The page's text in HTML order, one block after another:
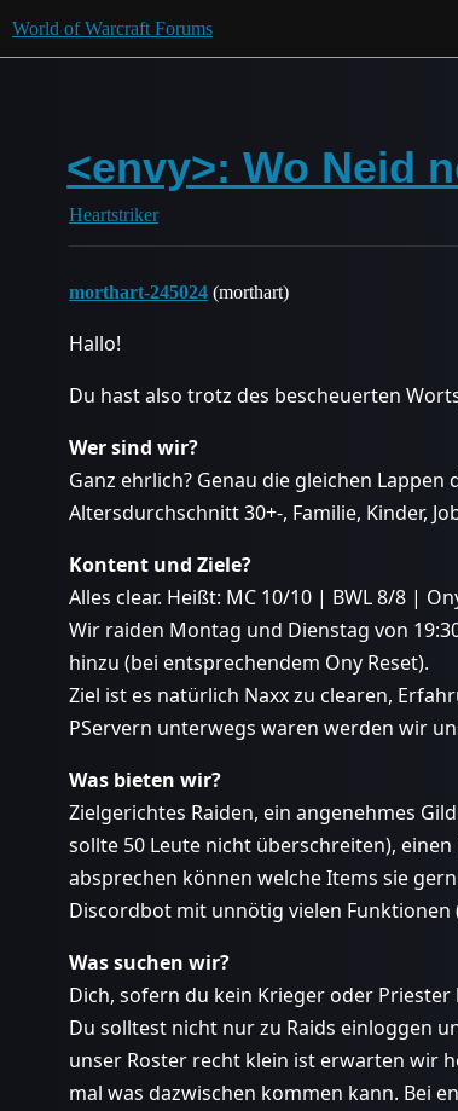
World of Warcraft Forums
<envy>: Wo Neid
Heartstriker
morthart-245024 (morthart)
Hallo!
Du hast also trotz des bescheuerten
Wer sind wir?
Ganz ehrlich? Genau die gleichen
Altersdurchschnitt 30+-, Familie, Kinder,
Kontent und Ziele?
Alles clear. Heißt: MC 10/10 | BWL 8/8 |
Wir raiden Montag und Dienstag von
hinzu (bei entsprechendem Ony Reset).
Ziel ist es natürlich Naxx zu clearen,
PServern unterwegs waren werden wir
Was bieten wir?
Zielgerichtes Raiden, ein angenehmes
sollte 50 Leute nicht überschreiten),
absprechen können welche Items sie
Discordbot mit unnötig vielen Funktionen
Was suchen wir?
Dich, sofern du kein Krieger oder Priester
Du solltest nicht nur zu Raids einloggen
unser Roster recht klein ist erwarten wir
mal was dazwischen kommen kann. Bei